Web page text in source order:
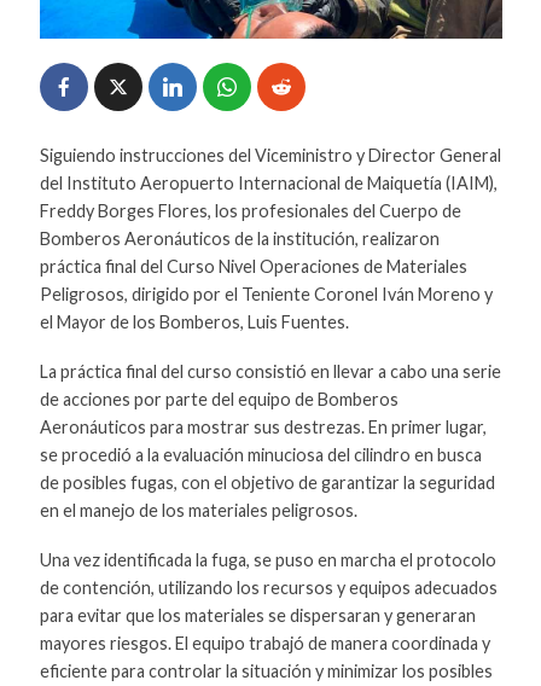
Siguiendo instrucciones del Viceministro y Director General
del Instituto Aeropuerto Internacional de Maiquetía (IAIM),
Freddy Borges Flores, los profesionales del Cuerpo de
Bomberos Aeronáuticos de la institución, realizaron
práctica final del Curso Nivel Operaciones de Materiales
Peligrosos, dirigido por el Teniente Coronel Iván Moreno y
el Mayor de los Bomberos, Luis Fuentes.
La práctica final del curso consistió en llevar a cabo una serie
de acciones por parte del equipo de Bomberos
Aeronáuticos para mostrar sus destrezas. En primer lugar,
se procedió a la evaluación minuciosa del cilindro en busca
de posibles fugas, con el objetivo de garantizar la seguridad
en el manejo de los materiales peligrosos.
Una vez identificada la fuga, se puso en marcha el protocolo
de contención, utilizando los recursos y equipos adecuados
para evitar que los materiales se dispersaran y generaran
mayores riesgos. El equipo trabajó de manera coordinada y
eficiente para controlar la situación y minimizar los posibles